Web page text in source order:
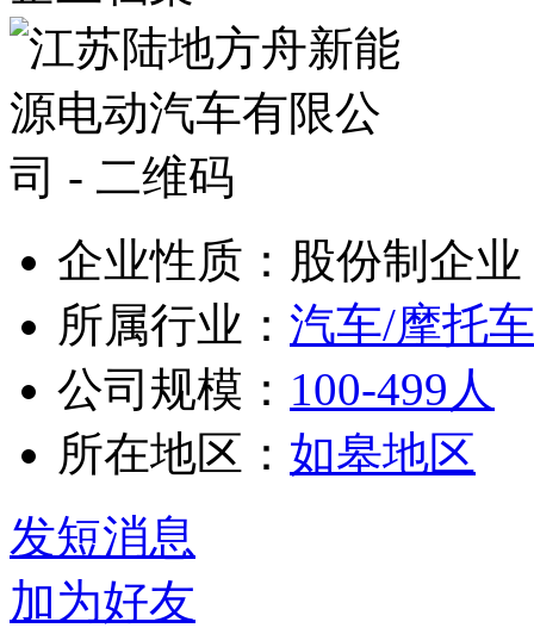
企业性质：股份制企业
所属行业： 汽车/摩托
公司规模： 100-499人
所在地区： 如皋地区
发短消息
加为好友